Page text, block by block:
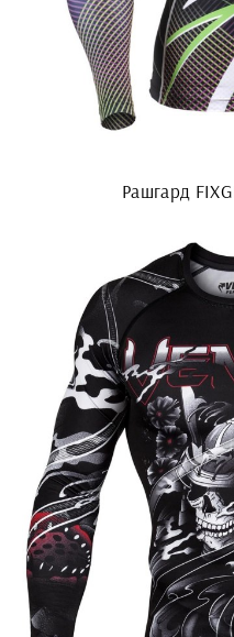
Рашгард